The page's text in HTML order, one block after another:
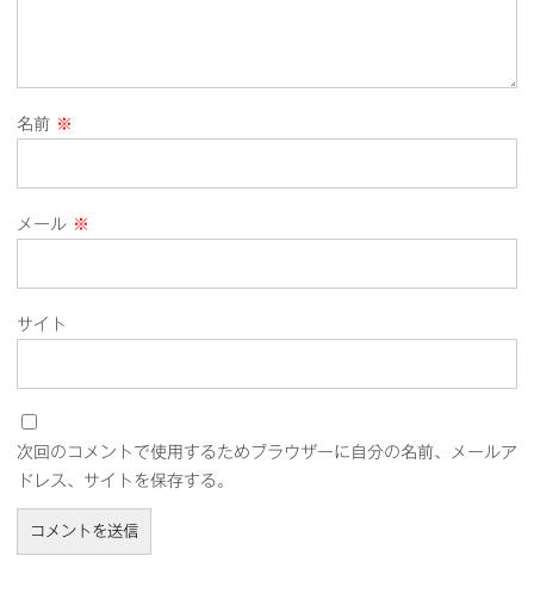
名前 ※
メール ※
サイト
次回のコメントで使用するためブラウザーに自分の名前、メールア
ドレス、サイトを保存する。